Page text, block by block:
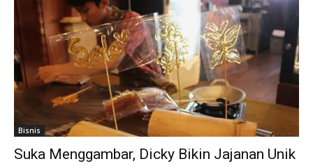
Bisnis
Suka Menggambar, Dicky Bikin Jajanan Unik